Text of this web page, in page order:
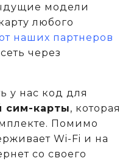
модели
любого
наших партнеров
через
у нас код для
сим-карты, которая
Помимо
Wi-Fi и на
со своего